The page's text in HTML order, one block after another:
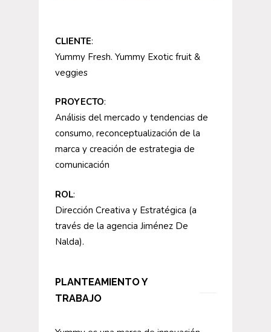
CLIENTE:
Yummy Fresh. Yummy Exotic fruit &
veggies
PROYECTO:
Análisis del mercado y tendencias de
consumo, reconceptualización de la
marca y creación de estrategia de
comunicación
ROL:
Dirección Creativa y Estratégica (a
través de la agencia Jiménez De
Nalda).
PLANTEAMIENTO Y
TRABAJO